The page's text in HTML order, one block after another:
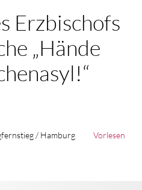
Erzbischofs
„Hände
/ Hamburg Vorlesen